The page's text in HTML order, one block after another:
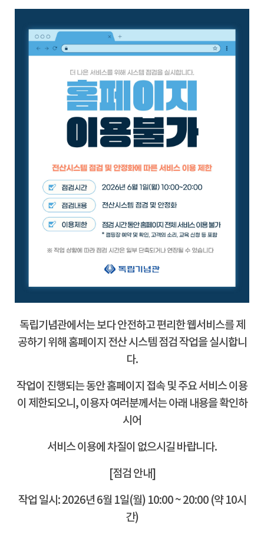
독립기념관에서는 보다 안전하고 편리한 웹서비스를 제
공하기 위해 홈페이지 전산 시스템 점검 작업을 실시합니
다.
작업이 진행되는 동안 홈페이지 접속 및 주요 서비스 이용
이 제한되오니, 이용자 여러분께서는 아래 내용을 확인하
시어
서비스 이용에 차질이 없으시길 바랍니다.
[점검 안내]
작업 일시: 2026년 6월 1일(월) 10:00 ~ 20:00 (약 10시
간)